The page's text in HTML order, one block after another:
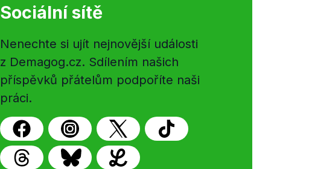
Sociální sítě
Nenechte si ujít nejnovější události
z Demagog.cz. Sdílením našich
příspěvků přátelům podpoříte naši
práci.